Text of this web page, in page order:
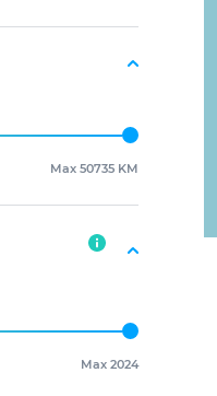
Max 50735 KM
Max 2024